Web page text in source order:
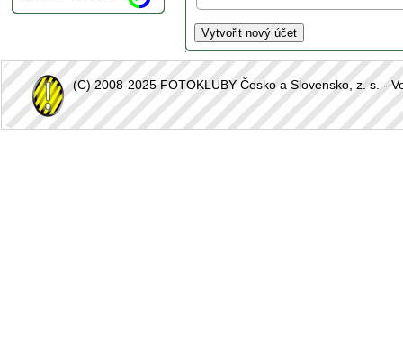
(C) 2008-2025 FOTOKLUBY Česko a Slovensko, z. s. -